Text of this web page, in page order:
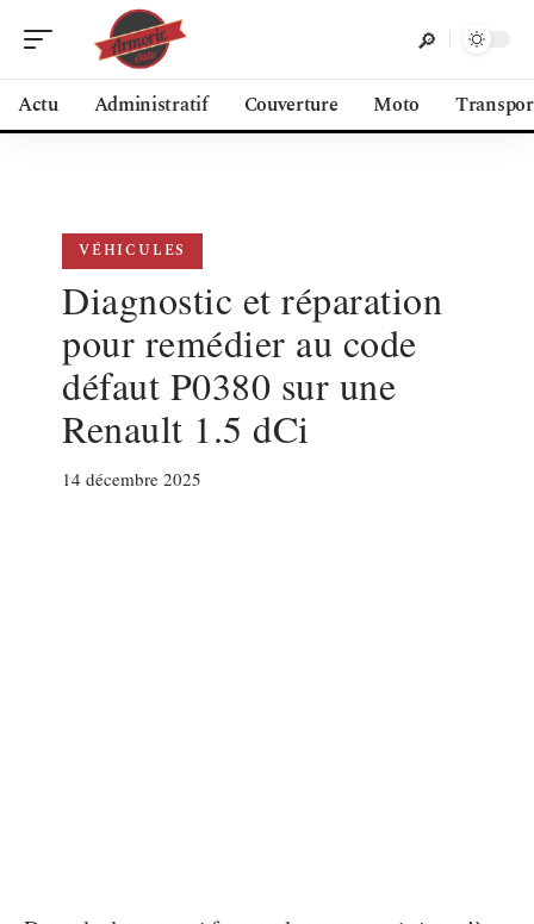
Actu Administratif Couverture Moto
VÉHICULES
Diagnostic et réparation
pour remédier au code
défaut P0380 sur une
Renault 1.5 dCi
14 décembre 2025